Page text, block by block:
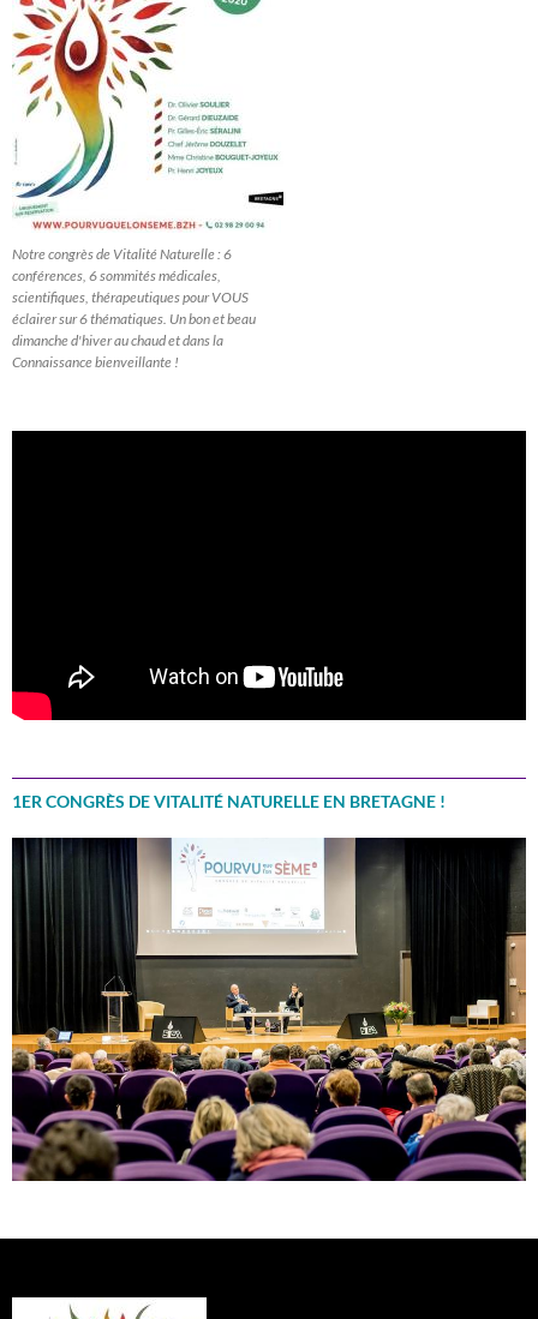
Notre congrès de Vitalité Naturelle : 6
conférences, 6 sommités médicales,
scientifiques, thérapeutiques pour VOUS
éclairer sur 6 thématiques. Un bon et beau
dimanche d'hiver au chaud et dans la
Connaissance bienveillante !
1ER CONGRÈS DE VITALITÉ NATURELLE EN BRETAGNE !